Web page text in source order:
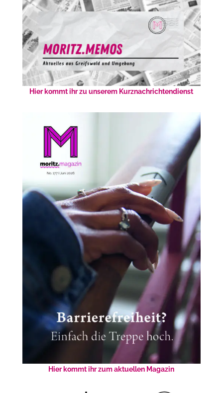
Hier kommt ihr zu unserem Kurznachrichtendienst
Hier kommt ihr zum aktuellen Magazin